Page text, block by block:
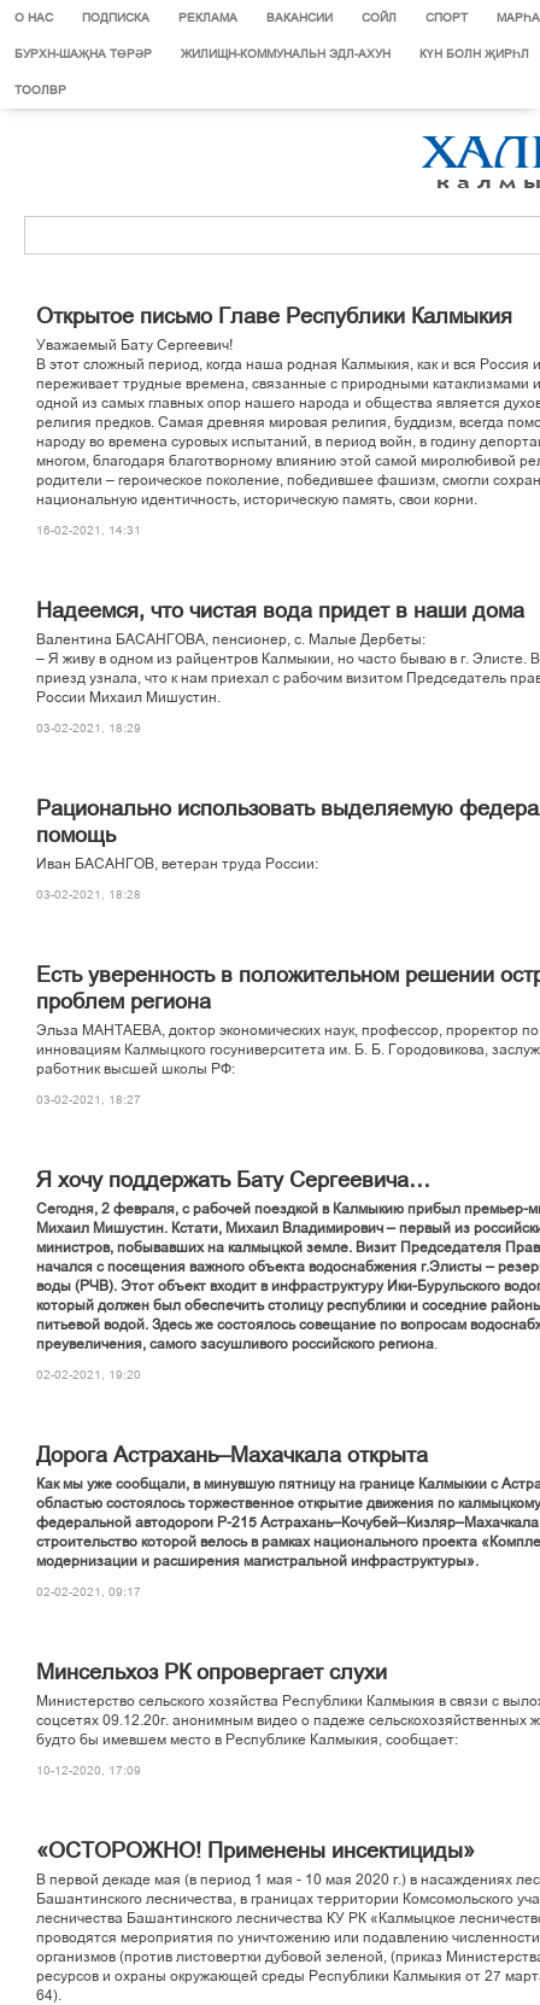
О НАС ПОДПИСКА РЕКЛАМА ВАКАНСИИ СОЙЛ СПОРТ
БУРХН-ШАҖНА ТӨРӘР ЖИЛИЩН-КОММУНАЛЬН ЭДЛ-АХУН КҮН БОЛН ҖИРҺЛ
ТООЛВР
Открытое письмо Главе Республики Калмыкия
Уважаемый Бату Сергеевич!
В этот сложный период, когда наша родная Калмыкия, как и вся Россия
переживает трудные времена, связанные с природными катаклизмами
одной из самых главных опор нашего народа и общества является
религия предков. Самая древняя мировая религия, буддизм, всегда
народу во времена суровых испытаний, в период войн, в годину
многом, благодаря благотворному влиянию этой самой миролюбивой
родители – героическое поколение, победившее фашизм, смогли
национальную идентичность, историческую память, свои корни.
16-02-2021, 14:31
Надеемся, что чистая вода придет в наши дома
Валентина БАСАНГОВА, пенсионер, с. Малые Дербеты:
– Я живу в одном из райцентров Калмыкии, но часто бываю в г. Элисте. В
приезд узнала, что к нам приехал с рабочим визитом Председатель
России Михаил Мишустин.
03-02-2021, 18:29
Рационально использовать выделяемую
помощь
Иван БАСАНГОВ, ветеран труда России:
03-02-2021, 18:28
Есть уверенность в положительном решении
проблем региона
Эльза МАНТАЕВА, доктор экономических наук, профессор, проректор по
инновациям Калмыцкого госуниверситета им. Б. Б. Городовикова,
работник высшей школы РФ:
03-02-2021, 18:27
Я хочу поддержать Бату Сергеевича…
Сегодня, 2 февраля, с рабочей поездкой в Калмыкию прибыл премьер-
Михаил Мишустин. Кстати, Михаил Владимирович – первый из
министров, побывавших на калмыцкой земле. Визит Председателя
начался с посещения важного объекта водоснабжения г.Элисты –
воды (РЧВ). Этот объект входит в инфраструктуру Ики-Бурульского
который должен был обеспечить столицу республики и соседние
питьевой водой. Здесь же состоялось совещание по вопросам
преувеличения, самого засушливого российского региона.
02-02-2021, 19:20
Дорога Астрахань–Махачкала открыта
Как мы уже сообщали, в минувшую пятницу на границе Калмыкии с
областью состоялось торжественное открытие движения по калмыцкому
федеральной автодороги Р-215
строительство которой велось в рамках национального проекта
модернизации и расширения магистральной инфраструктуры».
02-02-2021, 09:17
Минсельхоз РК опровергает слухи
Министерство сельского хозяйства Республики Калмыкия в связи с
соцсетях 09.12.20г. анонимным видео о падеже сельскохозяйственных
будто бы имевшем место в Республике Калмыкия, сообщает:
10-12-2020, 17:09
«ОСТОРОЖНО! Применены инсектициды»
В первой декаде мая (в период 1 мая - 10 мая 2020 г.) в насаждениях
Башантинского лесничества, в границах территории Комсомольского
лесничества Башантинского лесничества КУ РК «Калмыцкое
проводятся мероприятия по уничтожению или подавлению
организмов (против листовертки дубовой зеленой, (приказ
ресурсов и охраны окружающей среды Республики Калмыкия от 27
64).